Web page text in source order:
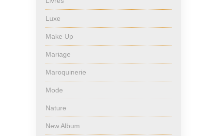
Luxe
Make Up
Mariage
Maroquinerie
Mode
Nature
New Album